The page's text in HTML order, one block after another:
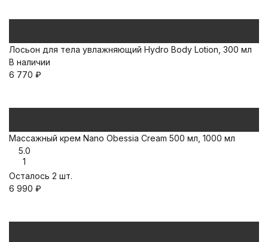
Лосьон для тела увлажняющий Hydro Body Lotion, 300 мл
В наличии
6 770 ₽
Массажный крем Nano Obessia Cream 500 мл, 1000 мл
5.0
1
Осталось 2 шт.
6 990 ₽